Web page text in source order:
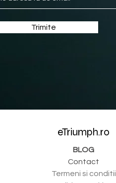
Trimite
eTriumph.ro
BLOG
Contact
Termeni si conditii